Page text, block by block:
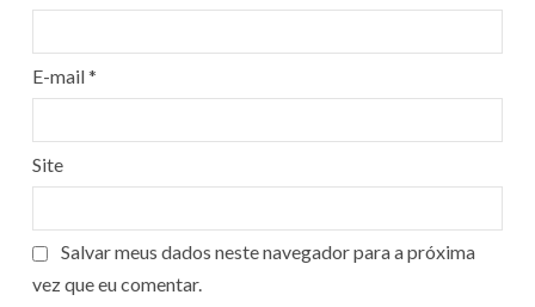
E-mail*
Site
Salvar meus dados neste navegador para a próxima
vez que eu comentar.